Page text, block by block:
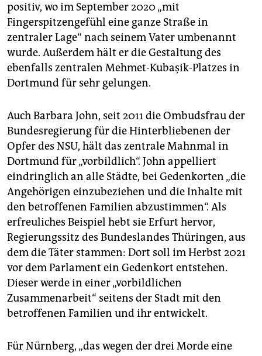
positiv, wo im September 2020 „mit
Fingerspitzengefühl eine ganze Straße in
zentraler Lage“ nach seinem Vater umbenannt
wurde. Außerdem hält er die Gestaltung des
ebenfalls zentralen Mehmet-Kubaşik-Platzes in
Dortmund für sehr gelungen.
Auch Barbara John, seit 2011 die Ombudsfrau der
Bundesregierung für die Hinterbliebenen der
Opfer des NSU, hält das zentrale Mahnmal in
Dortmund für „vorbildlich“. John appelliert
eindringlich an alle Städte, bei Gedenkorten „die
Angehörigen einzubeziehen und die Inhalte mit
den betroffenen Familien abzustimmen“. Als
erfreuliches Beispiel hebt sie Erfurt hervor,
Regierungssitz des Bundeslandes Thüringen, aus
dem die Täter stammen: Dort soll im Herbst 2021
vor dem Parlament ein Gedenkort entstehen.
Dieser werde in einer „vorbildlichen
Zusammenarbeit“ seitens der Stadt mit den
betroffenen Familien und ihr entwickelt.
Für Nürnberg, „das wegen der drei Morde eine